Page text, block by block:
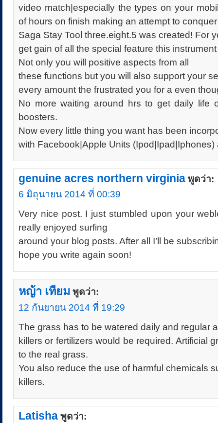
video match|especially the types on your
of hours on finish making an attempt to
Saga Stay Tool three.eight.5 was created! For
get gain of all the special feature this
Not only you will positive aspects from all
these functions but you will also support your
every amount the frustrated you for a even
No more waiting around hrs to get daily life
boosters.
Now every little thing you want has been
with Facebook|Apple Units
genuine acres northern virginia พูดว่า:
6 มิถุนายน 2014 ที่ 00:39
Very nice post. I just stumbled upon your
really enjoyed surfing
around your blog posts. After all I’ll be
hope you write again soon!
หญ้า เทียม พูดว่า:
12 กันยายน 2014 ที่ 19:29
The grass has to be watered daily and regular
killers or fertilizers would be required. Artificial
to the real grass.
You also reduce the use of harmful chemicals
killers.
Latisha พูดว่า: